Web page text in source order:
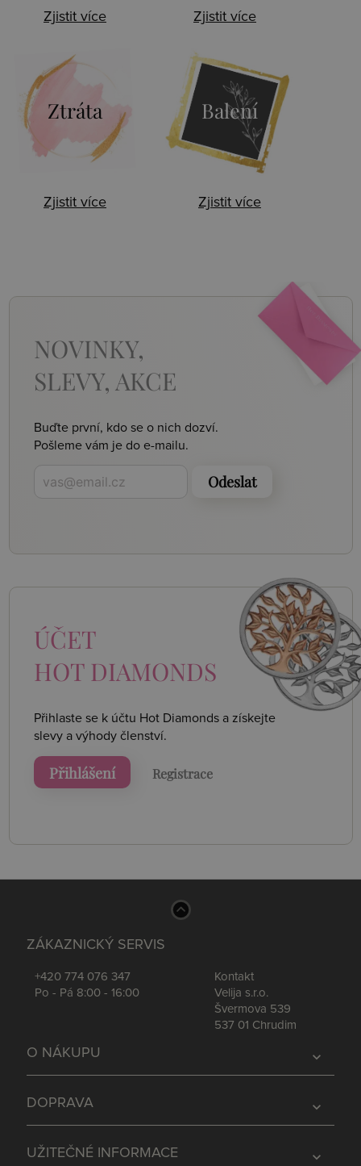
Zjistit více Zjistit více
Ztráta
Zjistit více
Balení
Zjistit více
NOVINKY,
SLEVY, AKCE
Buďte první, kdo se o nich dozví.
Pošleme vám je do e-mailu.
Odeslat
ÚČET
HOT DIAMONDS
Přihlaste se k účtu Hot Diamonds a získejte
slevy a výhody členství.
Přihlášení Registrace
ZÁKAZNICKÝ SERVIS
+420 774 076 347
Po - Pá 8:00 - 16:00
Kontakt
Velija s.r.o.
Švermova 539
537 01 Chrudim
expand_more
O NÁKUPU
expand_more
DOPRAVA
expand_more
UŽITEČNÉ INFORMACE